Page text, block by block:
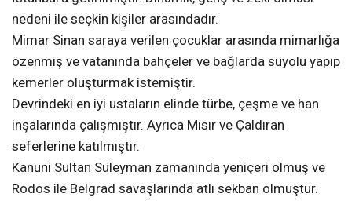
nedeni ile seçkin kişiler arasındadır.
Mimar Sinan saraya verilen çocuklar arasında mimarlığa
özenmiş ve vatanında bahçeler ve bağlarda suyolu yapıp
kemerler oluşturmak istemiştir.
Devrindeki en iyi ustaların elinde türbe, çeşme ve han
inşalarında çalışmıştır. Ayrıca Mısır ve Çaldıran
seferlerine katılmıştır.
Kanuni Sultan Süleyman zamanında yeniçeri olmuş ve
Rodos ile Belgrad savaşlarında atlı sekban olmuştur.